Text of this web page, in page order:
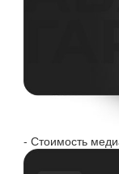
- Стоимость